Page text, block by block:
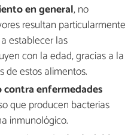
en general, no
resultan particularmente
establecer las
con la edad, gracias a la
de estos alimentos.
enfermedades
que producen bacterias
inmunológico.